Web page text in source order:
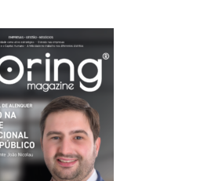
segundo a jornada de
processo composto por 4